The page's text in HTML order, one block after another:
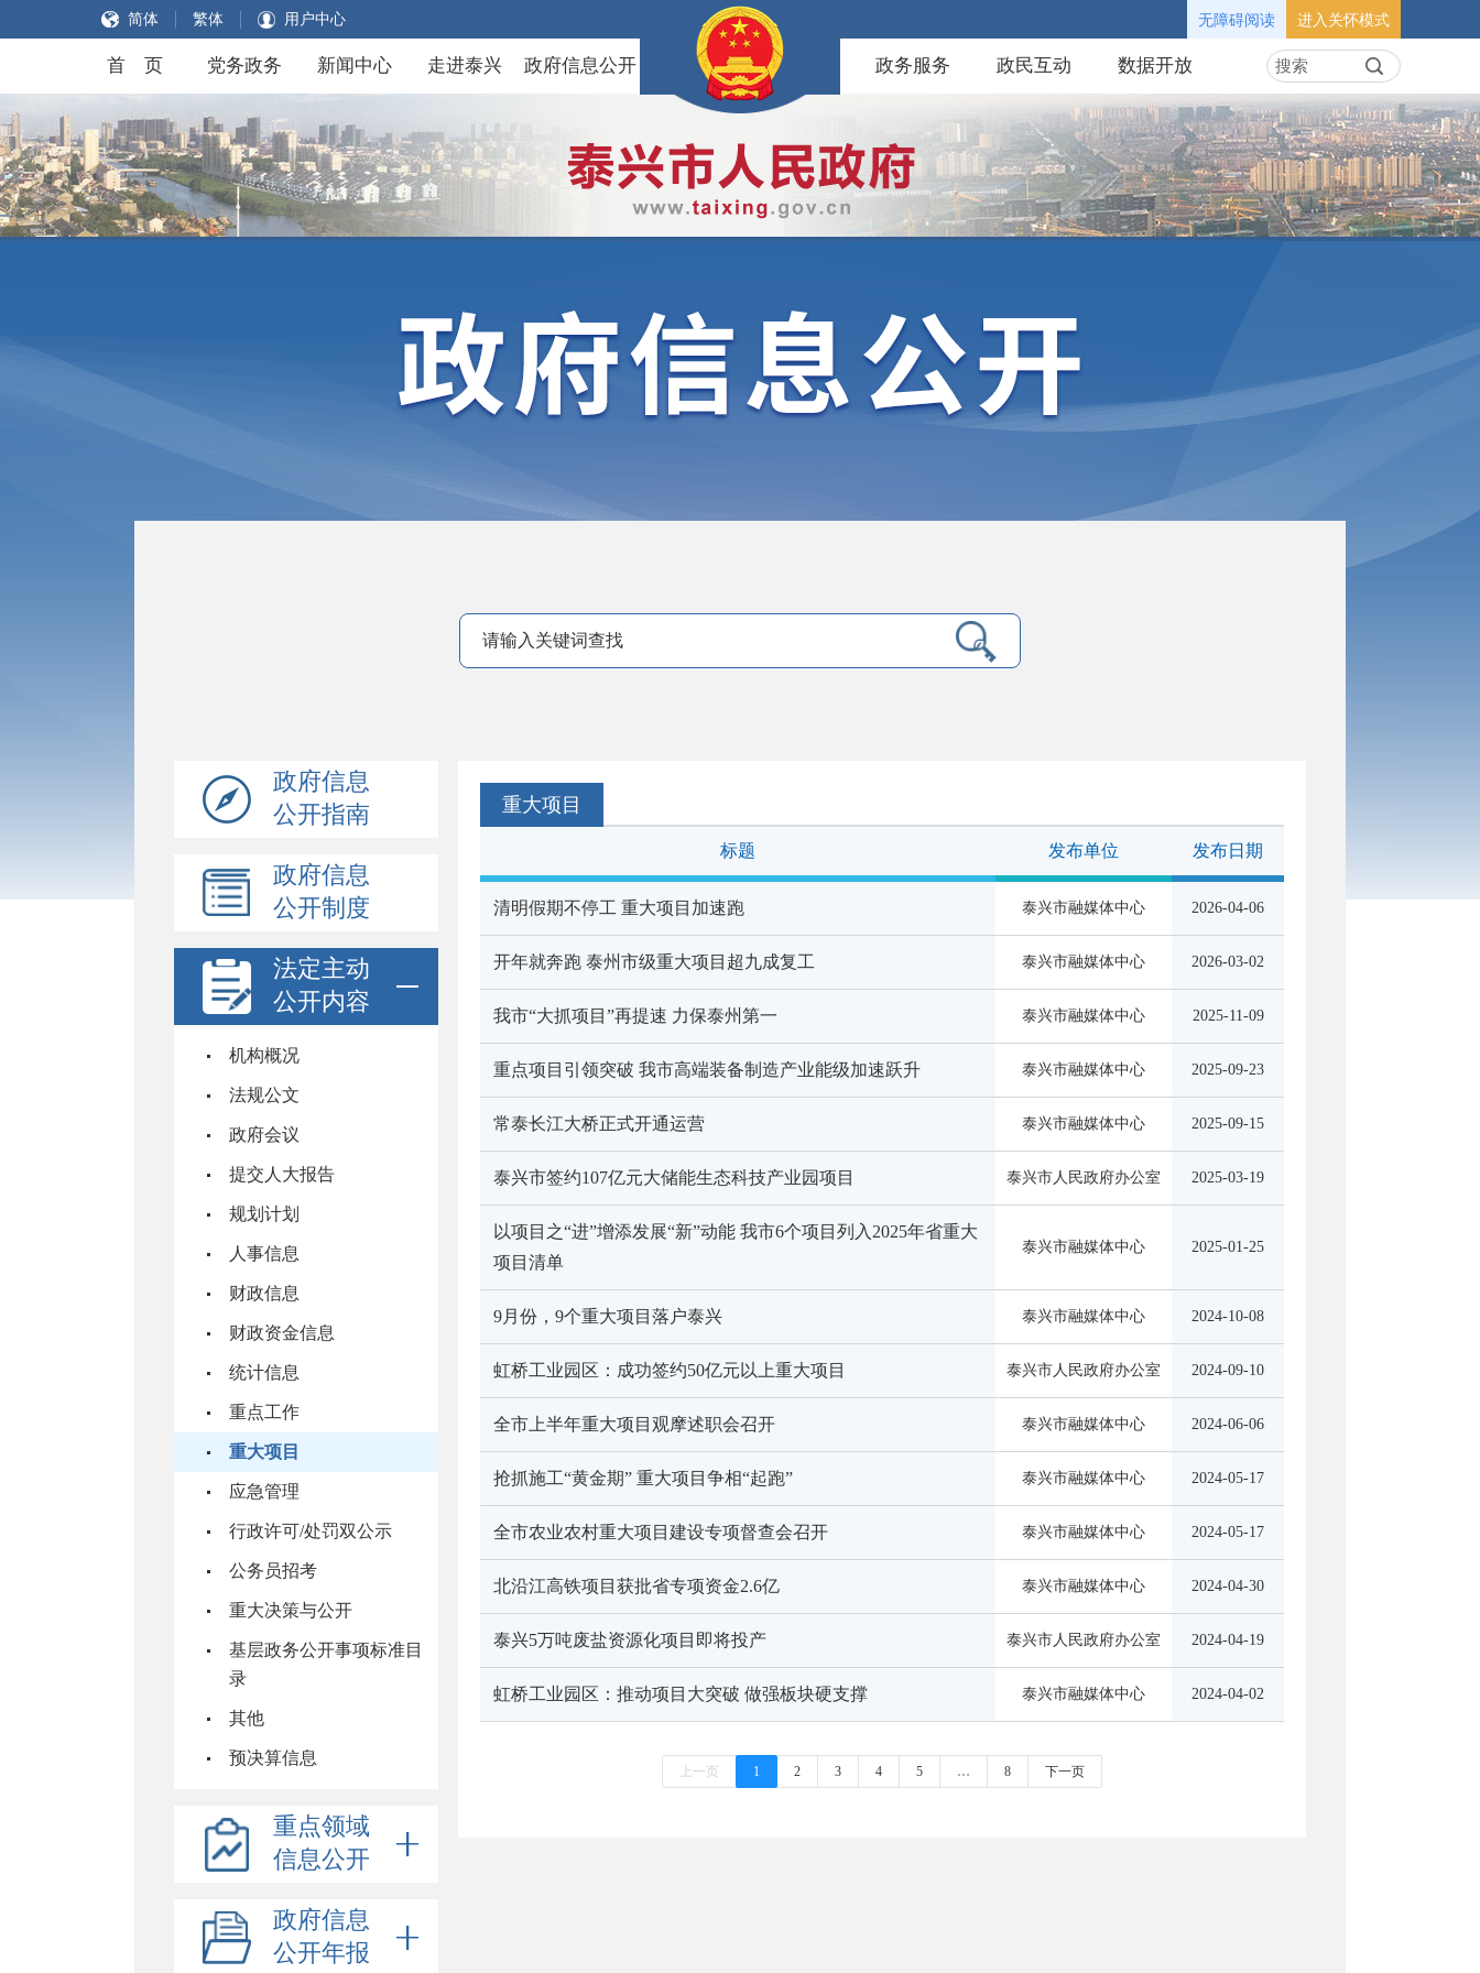
简体 繁体 用户中心 无障碍阅读 进入关怀模式
首 页 党务政务 新闻中心 走进泰兴 政府信息公开 政务服务 政民互动 数据开放
政府信息
公开指南
政府信息
公开制度
法定主动
公开内容
机构概况
法规公文
政府会议
提交人大报告
规划计划
人事信息
财政信息
财政资金信息
统计信息
重点工作
重大项目
应急管理
行政许可/处罚双公示
公务员招考
重大决策与公开
基层政务公开事项标准目
录
其他
预决算信息
重点领域
信息公开
政府信息
公开年报
重大项目
标题 发布单位 发布日期
清明假期不停工 重大项目加速跑 泰兴市融媒体中心 2026-04-06
开年就奔跑 泰州市级重大项目超九成复工 泰兴市融媒体中心 2026-03-02
我市“大抓项目”再提速 力保泰州第一 泰兴市融媒体中心 2025-11-09
重点项目引领突破 我市高端装备制造产业能级加速跃升 泰兴市融媒体中心 2025-09-23
常泰长江大桥正式开通运营 泰兴市融媒体中心 2025-09-15
泰兴市签约107亿元大储能生态科技产业园项目 泰兴市人民政府办公室 2025-03-19
以项目之“进”增添发展“新”动能 我市6个项目列入2025年省重大
项目清单
泰兴市融媒体中心 2025-01-25
9月份，9个重大项目落户泰兴 泰兴市融媒体中心 2024-10-08
虹桥工业园区：成功签约50亿元以上重大项目 泰兴市人民政府办公室 2024-09-10
全市上半年重大项目观摩述职会召开 泰兴市融媒体中心 2024-06-06
抢抓施工“黄金期” 重大项目争相“起跑” 泰兴市融媒体中心 2024-05-17
全市农业农村重大项目建设专项督查会召开 泰兴市融媒体中心 2024-05-17
北沿江高铁项目获批省专项资金2.6亿 泰兴市融媒体中心 2024-04-30
泰兴5万吨废盐资源化项目即将投产 泰兴市人民政府办公室 2024-04-19
虹桥工业园区：推动项目大突破 做强板块硬支撑 泰兴市融媒体中心 2024-04-02
上一页 1 2 3 4 5 … 8 下一页